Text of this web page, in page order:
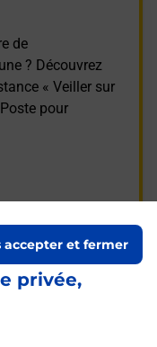
privée,
accepter et fermer
de
? Découvrez
« Veiller sur
pour